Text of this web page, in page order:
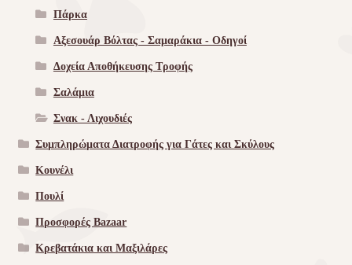
Πάρκα
Αξεσουάρ Βόλτας - Σαμαράκια - Οδηγοί
Δοχεία Αποθήκευσης Τροφής
Σαλάμια
Σνακ - Λιχουδιές
Συμπληρώματα Διατροφής για Γάτες και Σκύλους
Κουνέλι
Πουλί
Προσφορές Bazaar
Κρεβατάκια και Μαξιλάρες